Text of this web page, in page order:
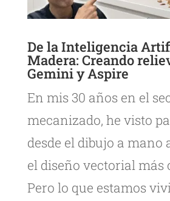
De la Inteligencia
Madera: Creando
Gemini y Aspire
En mis 30 años en el
mecanizado, he visto
desde el dibujo a mano
el diseño vectorial más
Pero lo que estamos